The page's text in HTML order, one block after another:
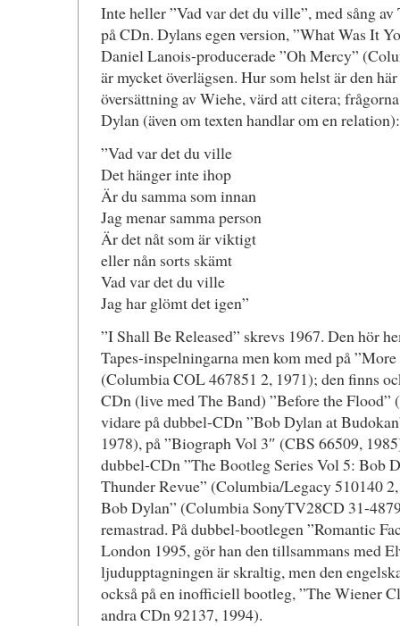
Inte heller ”Vad var det du ville”, med sång
på CDn. Dylans egen version, ”What Was It
Daniel Lanois-producerade ”Oh Mercy”
är mycket överlägsen. Hur som helst är den
översättning av Wiehe, värd att citera;
Dylan (även om texten handlar om en relation):
”Vad var det du ville
Det hänger inte ihop
Är du samma som innan
Jag menar samma person
Är det nåt som är viktigt
eller nån sorts skämt
Vad var det du ville
Jag har glömt det igen”
”I Shall Be Released” skrevs 1967. Den hör
Tapes-inspelningarna men kom med på
(Columbia COL 467851 2, 1971); den finns
CDn (live med The Band) ”Before the
vidare på dubbel-CDn ”Bob Dylan at
1978), på ”Biograph Vol 3″ (CBS 66509,
dubbel-CDn ”The Bootleg Series Vol 5: Bob
Thunder Revue” (Columbia/Legacy 510140
Bob Dylan” (Columbia SonyTV28CD 31-
remastrad. På dubbel-bootlegen ”Romantic
London 1995, gör han den tillsammans med
ljudupptagningen är skraltig, men den
också på en inofficiell bootleg, ”The Wiener
andra CDn 92137, 1994).